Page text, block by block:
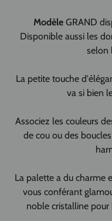
Modèle GRAND
Disponible aussi les
selon
La petite touche
va si bien
Associez les couleurs
de cou ou des
La palette a du charme
vous conférant
noble cristalline